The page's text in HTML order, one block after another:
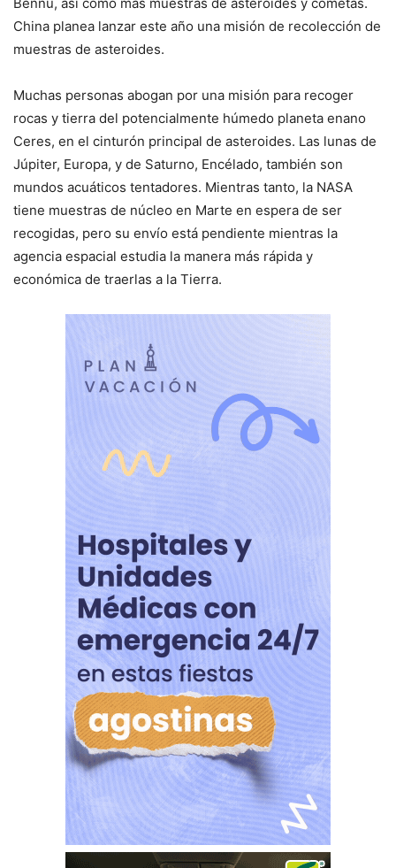
China planea lanzar este año una misión de recolección de
muestras de asteroides.
Muchas personas abogan por una misión para recoger
rocas y tierra del potencialmente húmedo planeta enano
Ceres, en el cinturón principal de asteroides. Las lunas de
Júpiter, Europa, y de Saturno, Encélado, también son
mundos acuáticos tentadores. Mientras tanto, la NASA
tiene muestras de núcleo en Marte en espera de ser
recogidas, pero su envío está pendiente mientras la
agencia espacial estudia la manera más rápida y
económica de traerlas a la Tierra.